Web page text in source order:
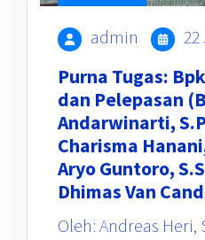
admin 22
Purna Tugas:
dan Pelepasan
Andarwinarti,
Charisma
Aryo Guntoro,
Dhimas Van
Oleh: Andreas Heri,